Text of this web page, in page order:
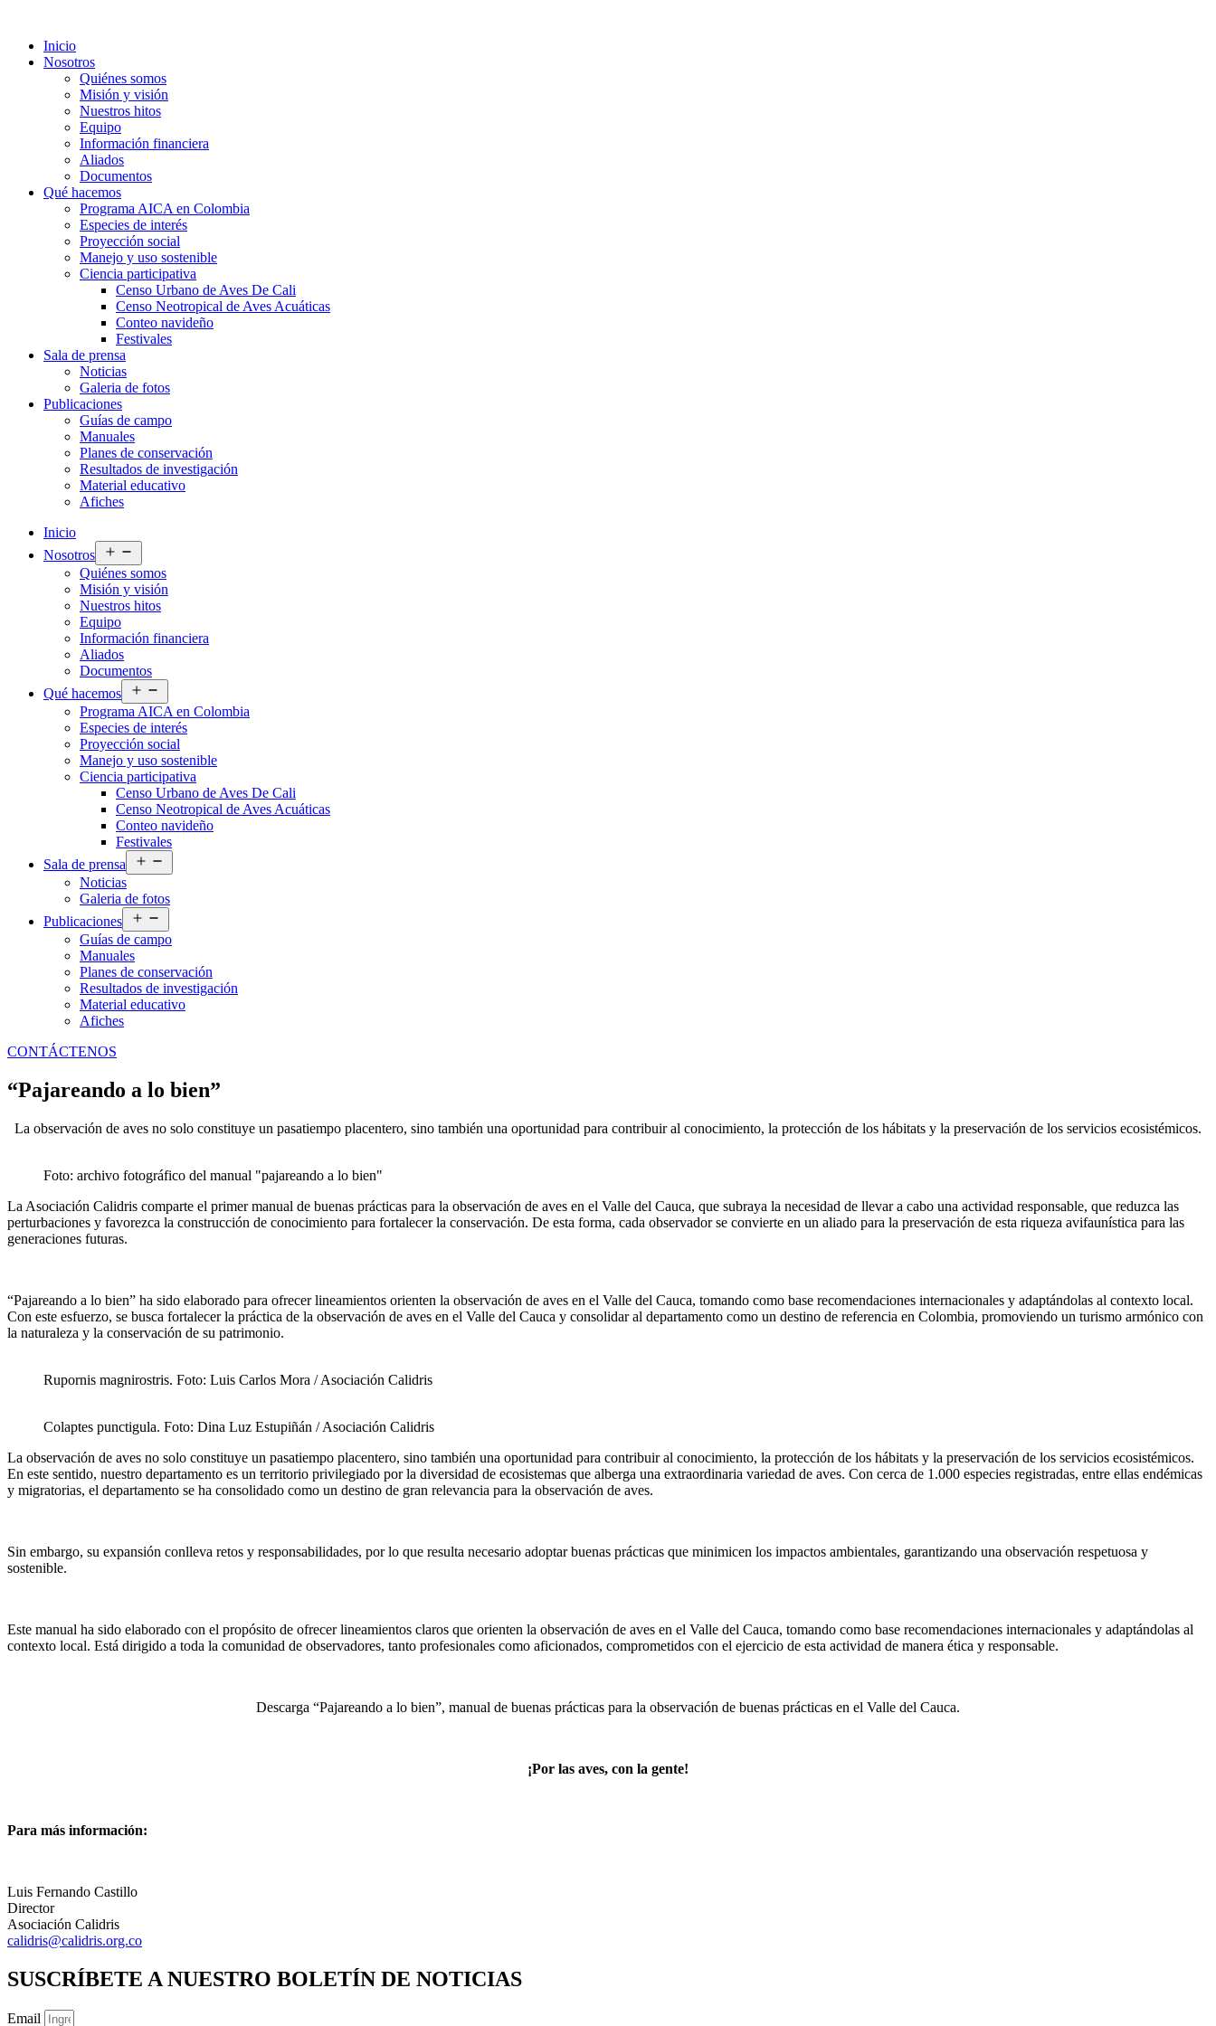
Inicio
Nosotros
Quiénes somos
Misión y visión
Nuestros hitos
Equipo
Información financiera
Aliados
Documentos
Qué hacemos
Programa AICA en Colombia
Especies de interés
Proyección social
Manejo y uso sostenible
Ciencia participativa
Censo Urbano de Aves De Cali
Censo Neotropical de Aves Acuáticas
Conteo navideño
Festivales
Sala de prensa
Noticias
Galeria de fotos
Publicaciones
Guías de campo
Manuales
Planes de conservación
Resultados de investigación
Material educativo
Afiches
Inicio
Nosotros
el
menú
Quiénes somos
Misión y visión
Nuestros hitos
Equipo
Información financiera
Aliados
Documentos
Qué hacemos
el
menú
Programa AICA en Colombia
Especies de interés
Proyección social
Manejo y uso sostenible
Ciencia participativa
Censo Urbano de Aves De Cali
Censo Neotropical de Aves Acuáticas
Conteo navideño
Festivales
Sala de prensa
el
Noticias
Galeria de fotos
Publicaciones
el
menú
Guías de campo
Manuales
Planes de conservación
Resultados de investigación
Material educativo
Afiches
CONTÁCTENOS
“Pajareando a lo bien”
La observación de aves no solo constituye un pasatiempo placentero, sino también una oportunidad para contribuir al conocimiento, la protección de los hábitats y la preservación de los servicios ecosistémicos.
Foto: archivo fotográfico del manual "pajareando a lo bien"
La Asociación Calidris comparte el primer manual de buenas prácticas para la observación de aves en el Valle del Cauca, que subraya la necesidad de llevar a cabo una actividad responsable, que reduzca las
perturbaciones y favorezca la construcción de conocimiento para fortalecer la conservación. De esta forma, cada observador se convierte en un aliado para la preservación de esta riqueza avifaunística para las
generaciones futuras.
“Pajareando a lo bien” ha sido elaborado para ofrecer lineamientos orienten la observación de aves en el Valle del Cauca, tomando como base recomendaciones internacionales y adaptándolas al contexto local.
Con este esfuerzo, se busca fortalecer la práctica de la observación de aves en el Valle del Cauca y consolidar al departamento como un destino de referencia en Colombia, promoviendo un turismo armónico con
la naturaleza y la conservación de su patrimonio.
Rupornis magnirostris. Foto: Luis Carlos Mora / Asociación Calidris
Colaptes punctigula. Foto: Dina Luz Estupiñán / Asociación Calidris
La observación de aves no solo constituye un pasatiempo placentero, sino también una oportunidad para contribuir al conocimiento, la protección de los hábitats y la preservación de los servicios ecosistémicos.
En este sentido, nuestro departamento es un territorio privilegiado por la diversidad de ecosistemas que alberga una extraordinaria variedad de aves. Con cerca de 1.000 especies registradas, entre ellas endémicas
y migratorias, el departamento se ha consolidado como un destino de gran relevancia para la observación de aves.
Sin embargo, su expansión conlleva retos y responsabilidades, por lo que resulta necesario adoptar buenas prácticas que minimicen los impactos ambientales, garantizando una observación respetuosa y
sostenible.
Este manual ha sido elaborado con el propósito de ofrecer lineamientos claros que orienten la observación de aves en el Valle del Cauca, tomando como base recomendaciones internacionales y adaptándolas al
contexto local. Está dirigido a toda la comunidad de observadores, tanto profesionales como aficionados, comprometidos con el ejercicio de esta actividad de manera ética y responsable.
Descarga “Pajareando a lo bien”, manual de buenas prácticas para la observación de buenas prácticas en el Valle del Cauca.
¡Por las aves, con la gente!
Para más información:
Luis Fernando Castillo
Director
Asociación Calidris
calidris@calidris.org.co
SUSCRÍBETE A NUESTRO BOLETÍN DE NOTICIAS
Email